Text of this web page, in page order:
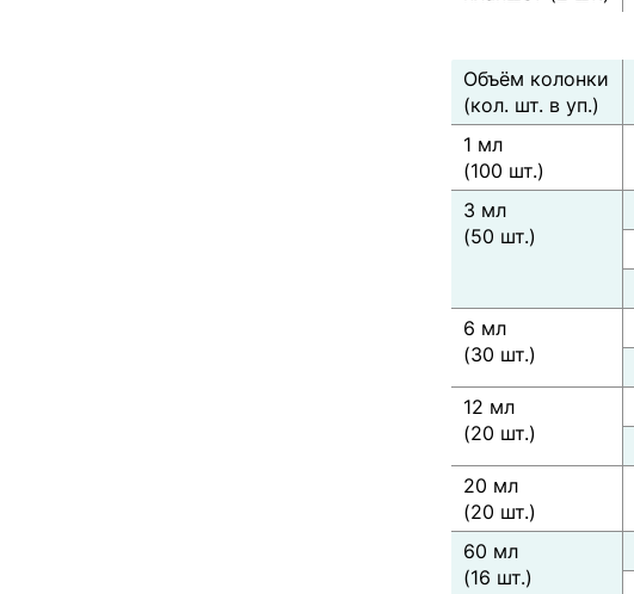
Объём колонки
(кол. шт. в уп.)
1 мл
(100 шт.)
3 мл
(50 шт.)
6 мл
(30 шт.)
12 мл
(20 шт.)
20 мл
(20 шт.)
60 мл
(16 шт.)